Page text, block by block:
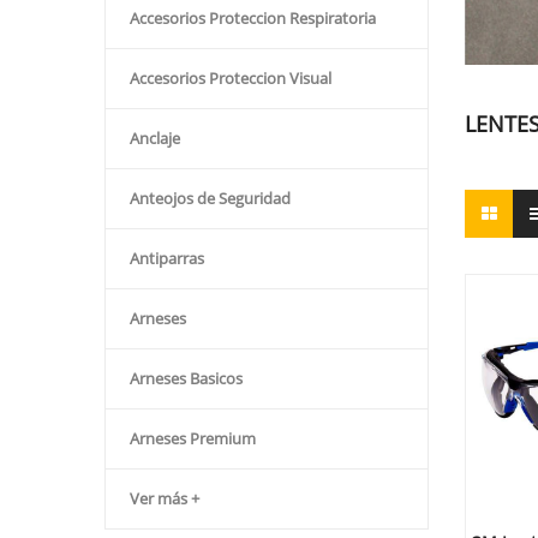
Accesorios Proteccion Respiratoria
Accesorios Proteccion Visual
Anclaje
Anteojos de Seguridad
Antiparras
Arneses
Arneses Basicos
Arneses Premium
Ver más +